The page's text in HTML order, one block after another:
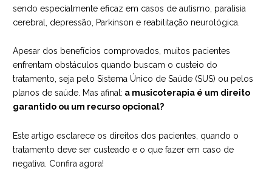
sendo especialmente eficaz em casos de autismo, paralisia
cerebral, depressão, Parkinson e reabilitação neurológica.
Apesar dos benefícios comprovados, muitos pacientes
enfrentam obstáculos quando buscam o custeio do
tratamento, seja pelo Sistema Único de Saúde (SUS) ou pelos
planos de saúde. Mas afinal: a musicoterapia é um direito
garantido ou um recurso opcional?
Este artigo esclarece os direitos dos pacientes, quando o
tratamento deve ser custeado e o que fazer em caso de
negativa. Confira agora!